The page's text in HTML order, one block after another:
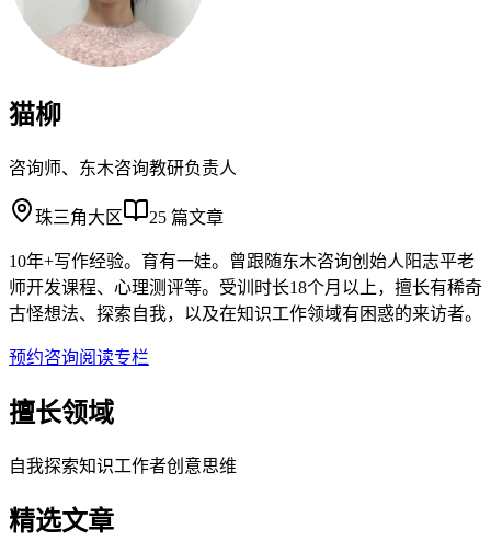
猫柳
咨询师、东木咨询教研负责人
珠三角大区 25 篇文章
10年+写作经验。育有一娃。曾跟随东木咨询创始人阳志平老
师开发课程、心理测评等。受训时长18个月以上，擅长有稀奇
古怪想法、探索自我，以及在知识工作领域有困惑的来访者。
预约咨询阅读专栏
擅长领域
自我探索知识工作者创意思维
精选文章